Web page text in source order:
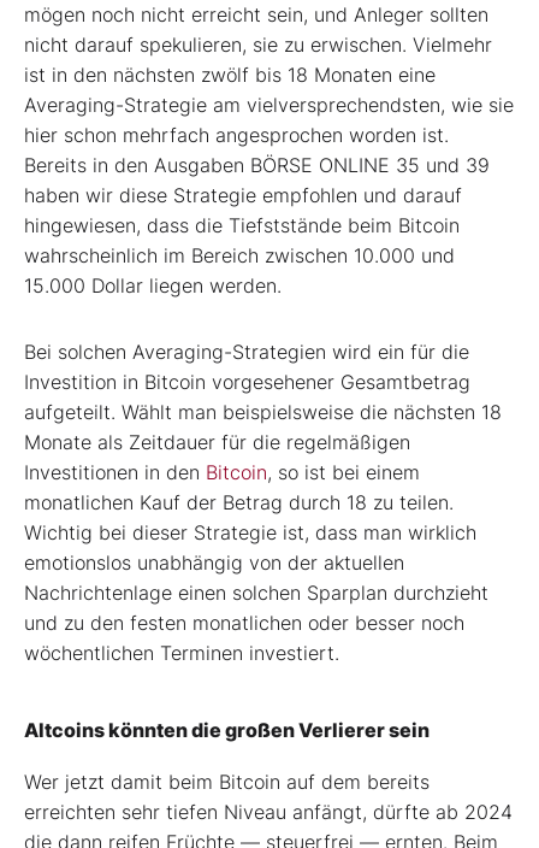
mögen noch nicht erreicht sein, und Anleger sollten
nicht darauf spekulieren, sie zu erwischen. Vielmehr
ist in den nächsten zwölf bis 18 Monaten eine
Averaging-Strategie am vielversprechendsten, wie sie
hier schon mehrfach angesprochen worden ist.
Bereits in den Ausgaben BÖRSE ONLINE 35 und 39
haben wir diese Strategie empfohlen und darauf
hingewiesen, dass die Tiefststände beim Bitcoin
wahrscheinlich im Bereich zwischen 10.000 und
15.000 Dollar liegen werden.
Bei solchen Averaging-Strategien wird ein für die
Investition in Bitcoin vorgesehener Gesamtbetrag
aufgeteilt. Wählt man beispielsweise die nächsten 18
Monate als Zeitdauer für die regelmäßigen
Investitionen in den Bitcoin, so ist bei einem
monatlichen Kauf der Betrag durch 18 zu teilen.
Wichtig bei dieser Strategie ist, dass man wirklich
emotionslos unabhängig von der aktuellen
Nachrichtenlage einen solchen Sparplan durchzieht
und zu den festen monatlichen oder besser noch
wöchentlichen Terminen investiert.
Altcoins könnten die großen Verlierer sein
Wer jetzt damit beim Bitcoin auf dem bereits
erreichten sehr tiefen Niveau anfängt, dürfte ab 2024
die dann reifen Früchte — steuerfrei — ernten. Beim